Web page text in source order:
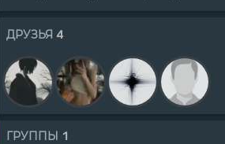
ДРУЗЬЯ4
ГРУППЫ 1